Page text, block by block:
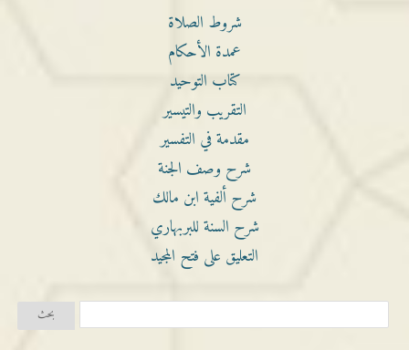
شروط الصلاة
عمدة الأحكام
كتاب التوحيد
التقريب والتيسير
مقدمة في التفسير
شرح وصف الجنة
شرح ألفية ابن مالك
شرح السنة للبربهاري
التعليق على فتح المجيد